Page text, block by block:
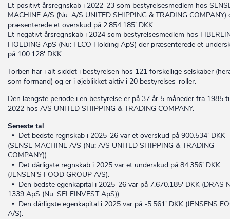
Et positivt årsregnskab i 2022-23 som bestyrelsesmedlem hos
MACHINE A/S (Nu: A/S UNITED SHIPPING & TRADING COMPANY)
præsenterede et overskud på 2.854.185' DKK.
Et negativt årsregnskab i 2024 som bestyrelsesmedlem hos
HOLDING ApS (Nu: FLCO Holding ApS) der præsenterede et
på 100.128' DKK.
Torben har i alt siddet i bestyrelsen hos 121 forskellige selskaber
som formand) og er i øjeblikket aktiv i 20 bestyrelses-roller.
Den længste periode i en bestyrelse er på 37 år 5 måneder fra 1985
2022 hos A/S UNITED SHIPPING & TRADING COMPANY.
Seneste tal
• Det bedste regnskab i 2025-26 var et overskud på 900.534' DKK
(SENSE MACHINE A/S (Nu: A/S UNITED SHIPPING & TRADING
COMPANY)).
• Det dårligste regnskab i 2025 var et underskud på 84.356' DKK
(JENSEN'S FOOD GROUP A/S).
• Den bedste egenkapital i 2025-26 var på 7.670.185' DKK (DRAS
1339 ApS (Nu: SELFINVEST ApS)).
• Den dårligste egenkapital i 2025 var på -5.561' DKK (JENSENS
A/S).